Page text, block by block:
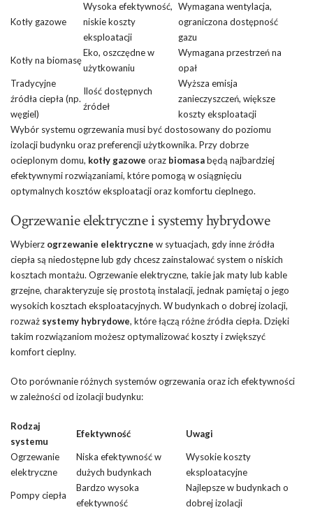
Kotły gazowe
Wysoka efektywność,
niskie koszty
eksploatacji
Wymagana wentylacja,
ograniczona dostępność
gazu
Kotły na biomasę
Eko, oszczędne w
użytkowaniu
Wymagana przestrzeń na
opał
Tradycyjne
źródła ciepła (np.
węgiel)
Ilość dostępnych
źródeł
Wyższa emisja
zanieczyszczeń, większe
koszty eksploatacji
Wybór systemu ogrzewania musi być dostosowany do poziomu
izolacji budynku oraz preferencji użytkownika. Przy dobrze
ocieplonym domu, kotły gazowe oraz biomasabędą najbardziej
efektywnymi rozwiązaniami, które pomogą w osiągnięciu
optymalnych kosztów eksploatacji oraz komfortu cieplnego.
Ogrzewanie elektryczne i systemy hybrydowe
Wybierz ogrzewanie elektryczne w sytuacjach, gdy inne źródła
ciepła są niedostępne lub gdy chcesz zainstalować system o niskich
kosztach montażu. Ogrzewanie elektryczne, takie jak maty lub kable
grzejne, charakteryzuje się prostotą instalacji, jednak pamiętaj o jego
wysokich kosztach eksploatacyjnych. W budynkach o dobrej izolacji,
rozważ systemy hybrydowe, które łączą różne źródła ciepła. Dzięki
takim rozwiązaniom możesz optymalizować koszty i zwiększyć
komfort cieplny.
Oto porównanie różnych systemów ogrzewania oraz ich efektywności
w zależności od izolacji budynku:
Rodzaj
systemu
Efektywność Uwagi
Ogrzewanie
elektryczne
Niska efektywność w
dużych budynkach
Wysokie koszty
eksploatacyjne
Pompy ciepła
Bardzo wysoka
efektywność
Najlepsze w budynkach o
dobrej izolacji